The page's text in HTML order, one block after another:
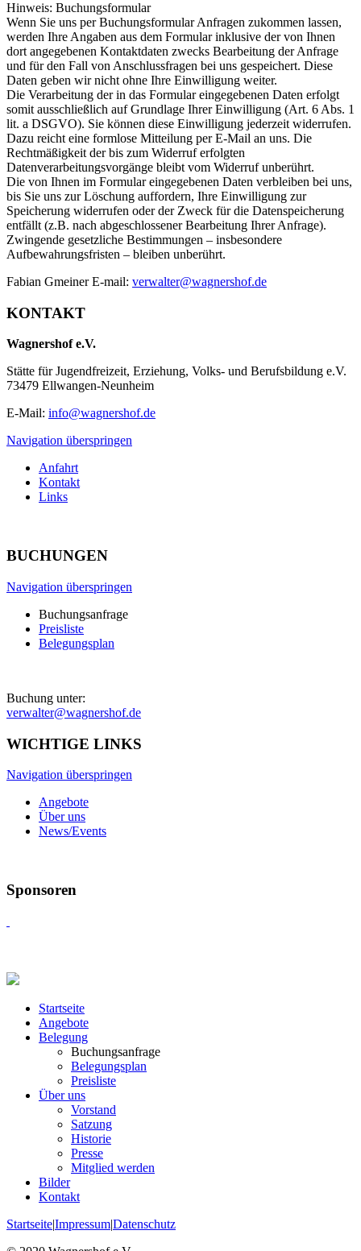
Hinweis: Buchungsformular
Wenn Sie uns per Buchungsformular Anfragen zukommen lassen,
werden Ihre Angaben aus dem Formular inklusive der von Ihnen
dort angegebenen Kontaktdaten zwecks Bearbeitung der Anfrage
und für den Fall von Anschlussfragen bei uns gespeichert. Diese
Daten geben wir nicht ohne Ihre Einwilligung weiter.
Die Verarbeitung der in das Formular eingegebenen Daten erfolgt
somit ausschließlich auf Grundlage Ihrer Einwilligung (Art. 6 Abs. 1
lit. a DSGVO). Sie können diese Einwilligung jederzeit widerrufen.
Dazu reicht eine formlose Mitteilung per E-Mail an uns. Die
Rechtmäßigkeit der bis zum Widerruf erfolgten
Datenverarbeitungsvorgänge bleibt vom Widerruf unberührt.
Die von Ihnen im Formular eingegebenen Daten verbleiben bei uns,
bis Sie uns zur Löschung auffordern, Ihre Einwilligung zur
Speicherung widerrufen oder der Zweck für die Datenspeicherung
entfällt (z.B. nach abgeschlossener Bearbeitung Ihrer Anfrage).
Zwingende gesetzliche Bestimmungen – insbesondere
Aufbewahrungsfristen – bleiben unberührt.
Fabian Gmeiner E-mail: verwalter@wagnershof.de
KONTAKT
Wagnershof e.V.
Stätte für Jugendfreizeit, Erziehung, Volks- und Berufsbildung e.V.
73479 Ellwangen-Neunheim
E-Mail: info@wagnershof.de
Navigation überspringen
Anfahrt
Kontakt
Links
BUCHUNGEN
Navigation überspringen
Buchungsanfrage
Preisliste
Belegungsplan
Buchung unter:
verwalter@wagnershof.de
WICHTIGE LINKS
Navigation überspringen
Angebote
Über uns
News/Events
Sponsoren
Startseite
Angebote
Belegung
Buchungsanfrage
Belegungsplan
Preisliste
Über uns
Vorstand
Satzung
Historie
Presse
Mitglied werden
Bilder
Kontakt
Startseite|Impressum|Datenschutz